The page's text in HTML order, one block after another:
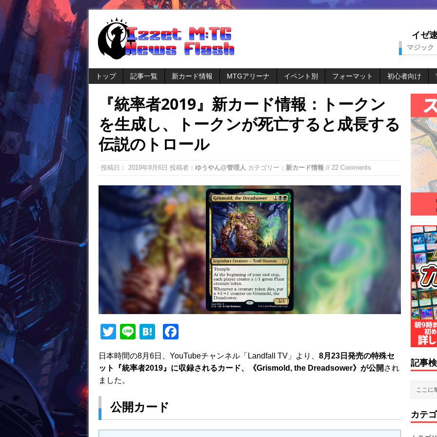
イゼ
マジック
トップ 記事一覧 新カード情報 MTGアリーナ イベント別 フォーマット 初心者向け
『統率者2019』新カード情報：トークン
を生成し、トークンが死亡すると成長する
伝説のトロール
投稿日： 2019年8月6日 投稿者： ゆうやん@管理人 カテゴリー： 新カード情報 // 22 Comments
T
w
itt
er
Li
e
H
e
c
o
日本時間の8月6日、YouTubeチャンネル「Landfall TV」 より、 8月23日発売の特殊セ
ット『統率者2019』に収録されるカード、《Grismold, the Dreadsower》 が公開 され
ました。
公開カード
記事
カテ